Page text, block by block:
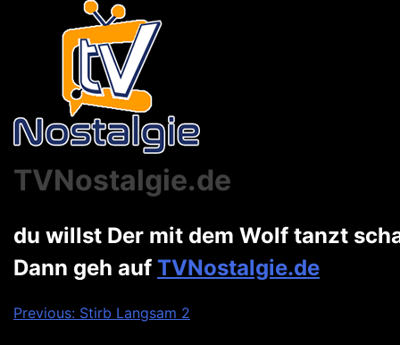
TVNostalgie.de
du willst Der mit dem Wolf tanzt
Dann geh auf TVNostalgie.de
Beitragsnavigation
Previous: Stirb Langsam 2